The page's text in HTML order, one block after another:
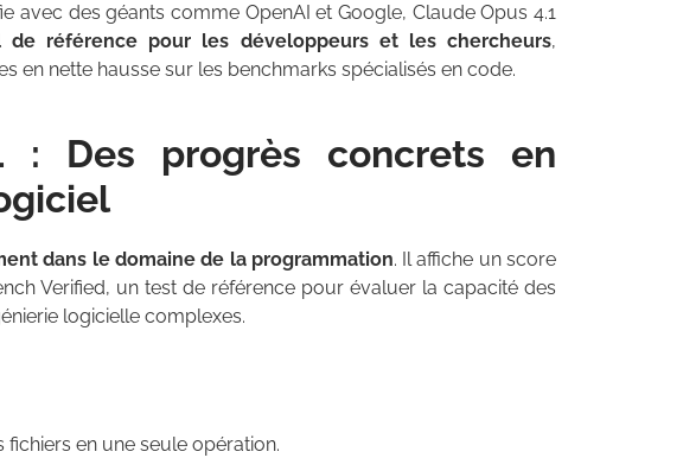
avec des géants comme OpenAI et Google, Claude Opus 4.1
de référence pour les développeurs et les chercheurs,
en nette hausse sur les benchmarks spécialisés en code.
: Des progrès concrets en
dans le domaine de la programmation. Il affiche un score
Verified, un test de référence pour évaluer la capacité des
logicielle complexes.
en une seule opération.